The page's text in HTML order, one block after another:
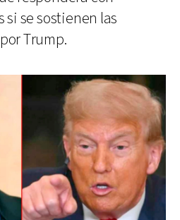
si se sostienen las
Trump.